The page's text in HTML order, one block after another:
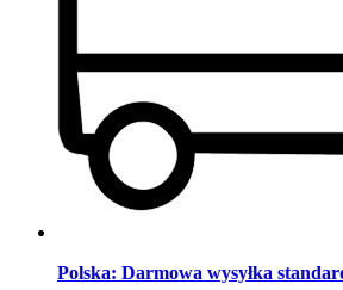
Polska: Darmowa wysyłka